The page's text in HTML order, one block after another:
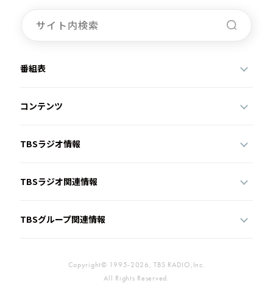
番組表
コンテンツ
TBSラジオ情報
TBSラジオ関連情報
TBSグループ関連情報
Copyright© 1995-2026, TBS RADIO,Inc.
All Rights Reserved.